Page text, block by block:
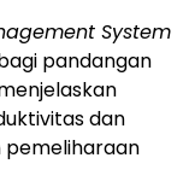
System
pandangan
dan
pemeliharaan